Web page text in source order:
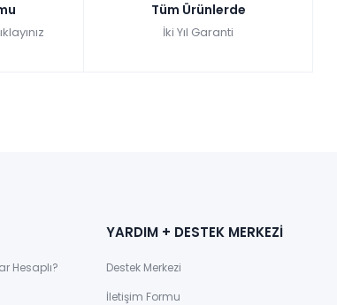
Tüm Ürünlerde
İki Yıl Garanti
Hesaplı?
YARDIM + DESTEK MERKEZİ
Destek Merkezi
İletişim Formu